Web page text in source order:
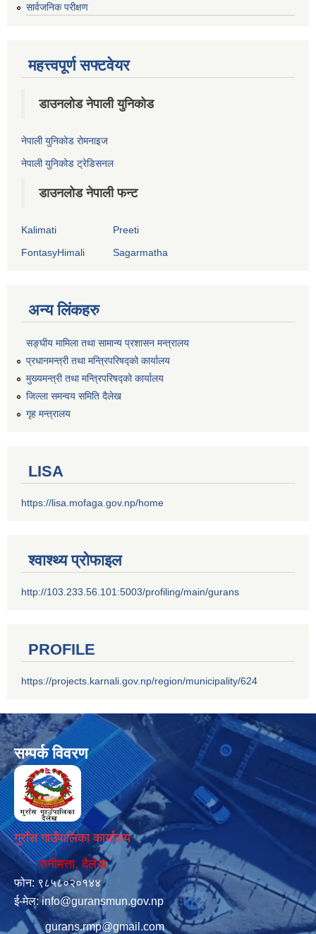
सार्वजनिक परीक्षण
महत्त्वपूर्ण सफ्टवेयर
डाउनलोड नेपाली युनिकोड
नेपाली युनिकोड रोमनाइज
नेपाली युनिकोड ट्रेडिसनल
डाउनलोड नेपाली फन्ट
Kalimati
Preeti
FontasyHimali
Sagarmatha
अन्य लिंकहरु
सङ्‍घीय मामिला तथा सामान्य प्रशासन मन्त्रालय
प्रधानमन्त्री तथा मन्त्रिपरिषद्को कार्यालय
मुख्यमन्त्री तथा मन्त्रिपरिषद्को कार्यालय
जिल्ला समन्वय समिति दैलेख
गृह मन्त्रालय
LISA
https://lisa.mofaga.gov.np/home
श्वाश्थ्य प्रोफाइल
http://103.233.56.101:5003/profiling/main/gurans
PROFILE
https://projects.karnali.gov.np/region/municipality/624
सम्पर्क विवरण
गुराँस गाउँपालिका कार्यालय
रानीमत्ता, दैलेख
फोन: ९८५८०२०१४४
ई-मेल:info@guransmun.gov.np
gurans.rmp@gmail.com